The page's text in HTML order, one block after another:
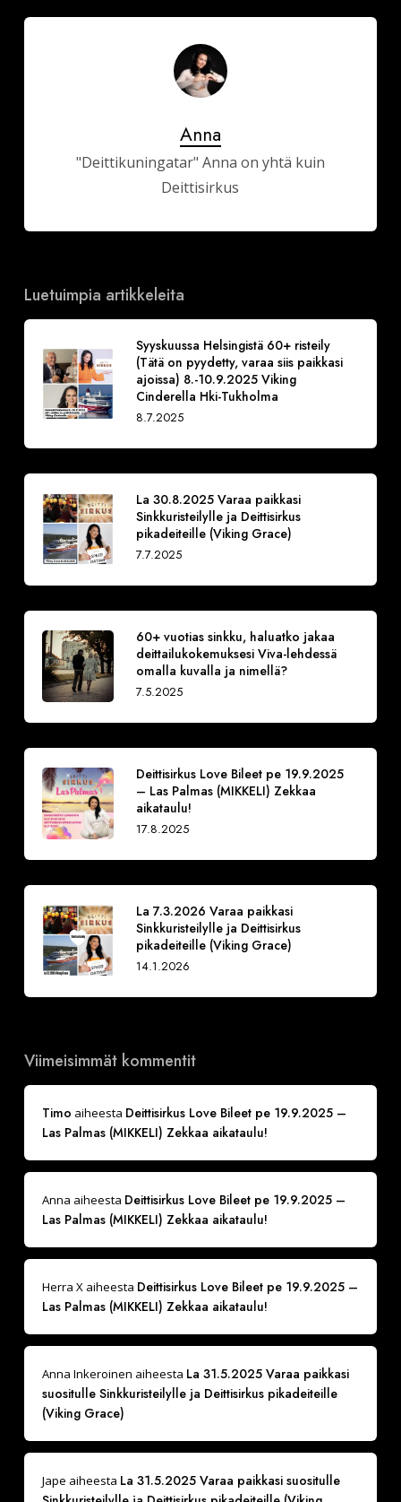
Anna
"Deittikuningatar" Anna on yhtä kuin
Deittisirkus
Luetuimpia artikkeleita
Syyskuussa Helsingistä 60+ risteily
(Tätä on pyydetty, varaa siis paikkasi
ajoissa) 8.-10.9.2025 Viking
Cinderella Hki-Tukholma
8.7.2025
La 30.8.2025 Varaa paikkasi
Sinkkuristeilylle ja Deittisirkus
pikadeiteille (Viking Grace)
7.7.2025
60+ vuotias sinkku, haluatko jakaa
deittailukokemuksesi Viva-lehdessä
omalla kuvalla ja nimellä?
7.5.2025
Deittisirkus Love Bileet pe 19.9.2025
– Las Palmas (MIKKELI) Zekkaa
aikataulu!
17.8.2025
La 7.3.2026 Varaa paikkasi
Sinkkuristeilylle ja Deittisirkus
pikadeiteille (Viking Grace)
14.1.2026
Viimeisimmät kommentit
Timo aiheesta Deittisirkus Love Bileet pe 19.9.2025 –
Las Palmas (MIKKELI) Zekkaa aikataulu!
Anna aiheesta Deittisirkus Love Bileet pe 19.9.2025 –
Las Palmas (MIKKELI) Zekkaa aikataulu!
Herra Xaiheesta Deittisirkus Love Bileet pe 19.9.2025 –
Las Palmas (MIKKELI) Zekkaa aikataulu!
Anna Inkeroinen aiheesta La 31.5.2025 Varaa paikkasi
suositulle Sinkkuristeilylle ja Deittisirkus pikadeiteille
(Viking Grace)
Jape aiheesta La 31.5.2025 Varaa paikkasi suositulle